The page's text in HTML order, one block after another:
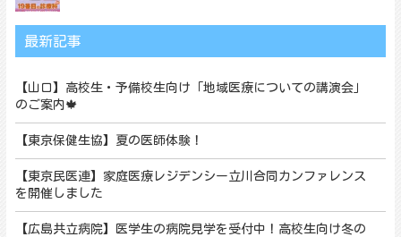
最新記事
【山口】高校生・予備校生向け「地域医療についての講演会」
のご案内🍁
【東京保健生協】夏の医師体験！
【東京民医連】家庭医療レジデンシー立川合同カンファレンス
を開催しました
【広島共立病院】医学生の病院見学を受付中！高校生向け冬の